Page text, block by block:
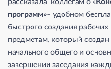
рассказала коллегам о
программ»– удобном
быстрого создания
предметам, который
начального общего и
завершении заседания